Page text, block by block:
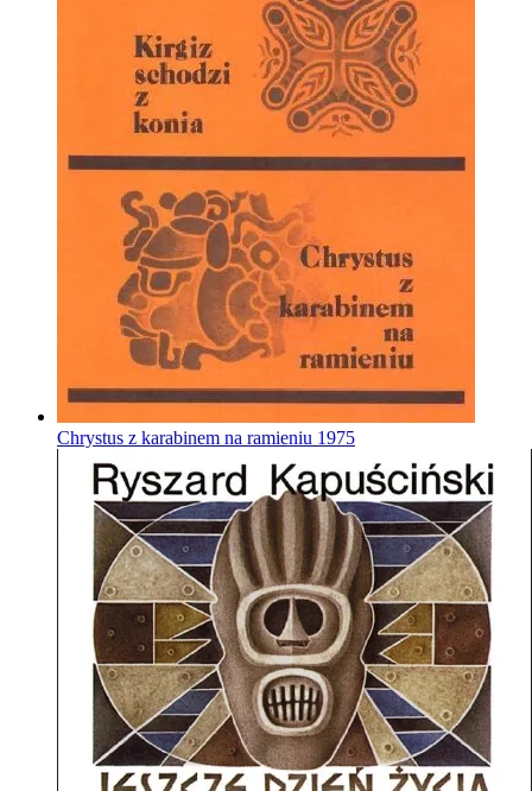
Chrystus z karabinem na ramieniu 1975